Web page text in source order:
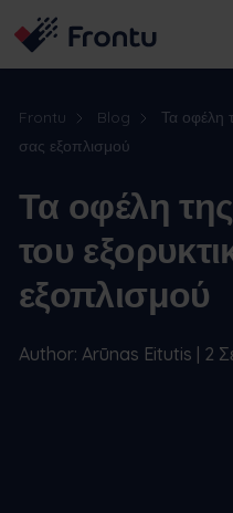
Frontu Blog
Τα οφέλη
σας εξοπλισμού
Τα οφέλη
του
εξοπλισμού
Author: Arūnas Eitutis | 2